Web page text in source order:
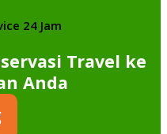
24 Jam
Travel ke
Anda